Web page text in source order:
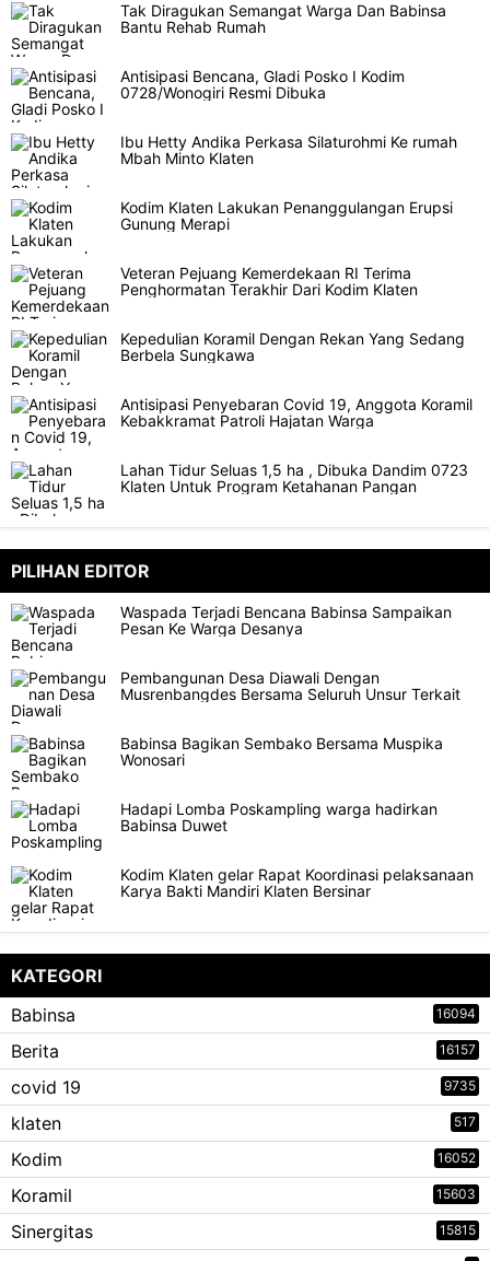
Tak Diragukan Semangat Warga Dan Babinsa
Bantu Rehab Rumah
Antisipasi Bencana, Gladi Posko I Kodim
0728/Wonogiri Resmi Dibuka
Ibu Hetty Andika Perkasa Silaturohmi Ke rumah
Mbah Minto Klaten
Kodim Klaten Lakukan Penanggulangan Erupsi
Gunung Merapi
Veteran Pejuang Kemerdekaan RI Terima
Penghormatan Terakhir Dari Kodim Klaten
Kepedulian Koramil Dengan Rekan Yang Sedang
Berbela Sungkawa
Antisipasi Penyebaran Covid 19, Anggota Koramil
Kebakkramat Patroli Hajatan Warga
Lahan Tidur Seluas 1,5 ha , Dibuka Dandim 0723
Klaten Untuk Program Ketahanan Pangan
PILIHAN EDITOR
Waspada Terjadi Bencana Babinsa Sampaikan
Pesan Ke Warga Desanya
Pembangunan Desa Diawali Dengan
Musrenbangdes Bersama Seluruh Unsur Terkait
Babinsa Bagikan Sembako Bersama Muspika
Wonosari
Hadapi Lomba Poskampling warga hadirkan
Babinsa Duwet
Kodim Klaten gelar Rapat Koordinasi pelaksanaan
Karya Bakti Mandiri Klaten Bersinar
KATEGORI
Babinsa
16094
Berita 16157
covid 19 9735
klaten 517
Kodim 16052
Koramil 15603
Sinergitas 15815